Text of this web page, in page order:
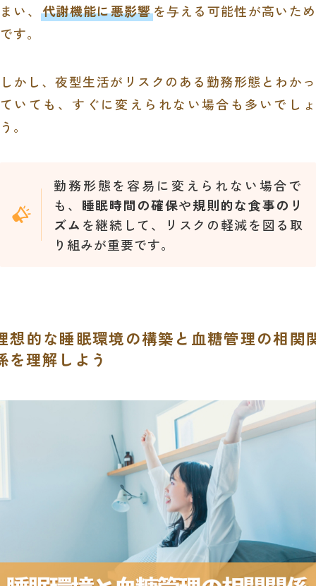
まい、 代謝機能に悪影響を与える可能性が高いため
です。
しかし、夜型生活がリスクのある勤務形態とわかっ
ていても、すぐに変えられない場合も多いでしょ
う。
勤務形態を容易に変えられない場合で
も、 睡眠時間の確保や規則的な食事のリ
ズム を継続して、リスクの軽減を図る取
り組みが重要です。
想的な睡眠環境の構築と血糖管理の相関
を理解しよう